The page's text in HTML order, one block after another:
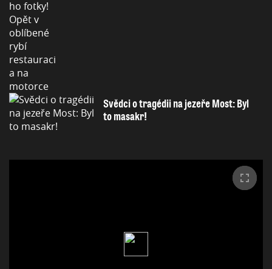
Svědci o tragédii na jezeře Most: Byl
to masakr!